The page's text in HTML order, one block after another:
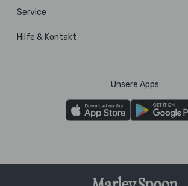
Service
Hilfe & Kontakt
Unsere Apps